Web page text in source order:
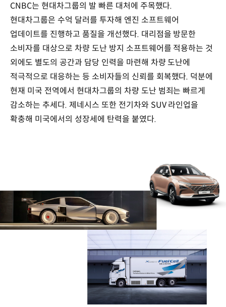
CNBC는 현대차그룹의 발 빠른 대처에 주목했다.
현대차그룹은 수억 달러를 투자해 엔진 소프트웨어
업데이트를 진행하고 품질을 개선했다. 대리점을 방문한
소비자를 대상으로 차량 도난 방지 소프트웨어를 적용하는 것
외에도 별도의 공간과 담당 인력을 마련해 차량 도난에
적극적으로 대응하는 등 소비자들의 신뢰를 회복했다. 덕분에
현재 미국 전역에서 현대차그룹의 차량 도난 범죄는 빠르게
감소하는 추세다. 제네시스 또한 전기차와 SUV 라인업을
확충해 미국에서의 성장세에 탄력을 붙였다.